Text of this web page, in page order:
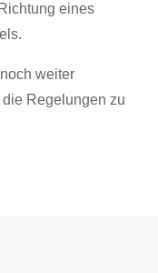
eines
weiter
Regelungen zu